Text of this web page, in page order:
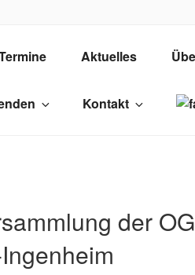
und
Aktuelles
Kontakt
der OG